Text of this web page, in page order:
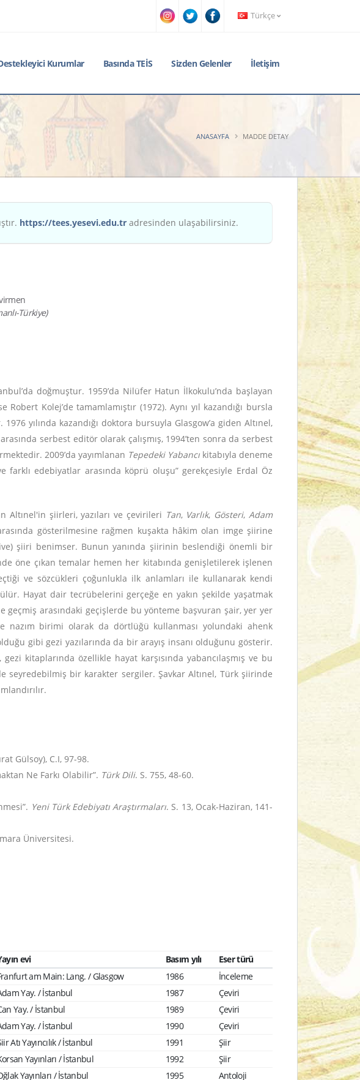
Türkçe
Kurumlar Basında TEİS Sizden Gelenler İletişim
ANASAYFA MADDE DETAY
https://tees.yesevi.edu.tr adresinden ulaşabilirsiniz.
Türkiye)
doğmuştur. 1959’da Nilüfer Hatun İlkokulu’nda başlayan
Kolej’de tamamlamıştır (1972). Aynı yıl kazandığı bursla
yılında kazandığı doktora bursuyla Glasgow’a giden Altınel,
serbest editör olarak çalışmış, 1994’ten sonra da serbest
2009’da yayımlanan Tepedeki Yabancı kitabıyla deneme
farklı edebiyatlar arasında köprü oluşu” gerekçesiyle Erdal Öz
Altınel'in şiirleri, yazıları ve çevirileri Tan, Varlık, Gösteri,Adam
gösterilmesine rağmen kuşakta hâkim olan imge şiirine
şiiri benimser. Bunun yanında şiirinin beslendiği önemli bir
öne çıkan temalar hemen her kitabında genişletilerek işlenen
ve sözcükleri çoğunlukla ilk anlamları ile kullanarak kendi
Hayat dair tecrübelerini gerçeğe en yakın şekilde yaşatmak
arasındaki geçişlerde bu yönteme başvuran şair, yer yer
nazım birimi olarak da dörtlüğü kullanması yolundaki ahenk
gibi gezi yazılarında da bir arayış insanı olduğunu gösterir.
kitaplarında özellikle hayat karşısında yabancılaşmış ve bu
seyredebilmiş bir karakter sergiler. Şavkar Altınel, Türk şiirinde
Gülsoy), C.I, 97-98.
Ne Farkı Olabilir”. Türk Dili. S. 755, 48-60.
Yeni Türk Edebiyatı Araştırmaları. S. 13, Ocak-Haziran, 141-
Üniversitesi.
evi Basım yılı
Eser türü
am Main: Lang. / Glasgow 1986
İnceleme
Yay. / İstanbul 1987
Çeviri
Yay. / İstanbul 1989
Çeviri
Yay. / İstanbul 1990
Çeviri
Atı Yayıncılık / İstanbul 1991
Şiir
Yayınları / İstanbul 1992
Şiir
Yayınları / İstanbul 1995
Antoloji